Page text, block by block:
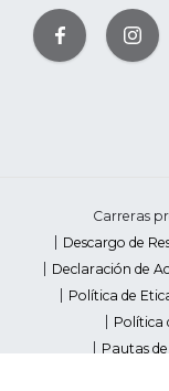
Carreras
Descargo de
Declaración de
Política de
Política
Pautas